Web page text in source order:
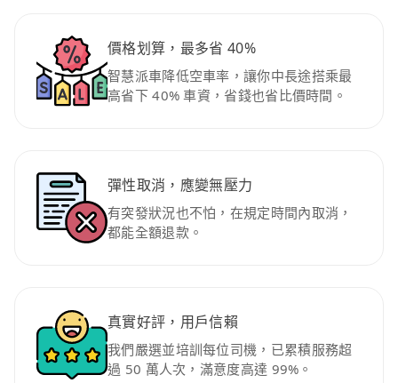
價格划算，最多省 40%
智慧派車降低空車率，讓你中長途搭乘最
高省下 40% 車資，省錢也省比價時間。
彈性取消，應變無壓力
有突發狀況也不怕，在規定時間內取消，
都能全額退款。
真實好評，用戶信賴
我們嚴選並培訓每位司機，已累積服務超
過 50 萬人次，滿意度高達 99%。